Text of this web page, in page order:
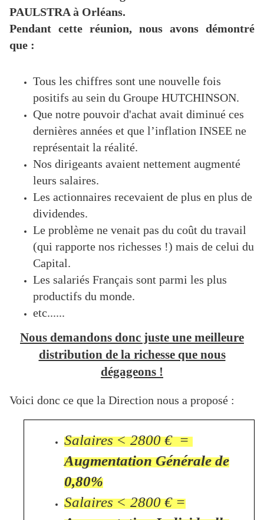
PAULSTRA à Orléans.
Pendant cette réunion, nous avons démontré
que :
Tous les chiffres sont une nouvelle fois
positifs au sein du Groupe HUTCHINSON.
Que notre pouvoir d'achat avait diminué ces
dernières années et que l’inflation INSEE ne
représentait la réalité.
Nos dirigeants avaient nettement augmenté
leurs salaires.
Les actionnaires recevaient de plus en plus de
dividendes.
Le problème ne venait pas du coût du travail
(qui rapporte nos richesses !) mais de celui du
Capital.
Les salariés Français sont parmi les plus
productifs du monde.
etc......
Nous demandons donc juste une meilleure
distribution de la richesse que nous
dégageons !
Voici donc ce que la Direction nous a proposé :
Salaires ˂ 2800 € =
Augmentation Générale de
0,80%
Salaires ˂ 2800 € =